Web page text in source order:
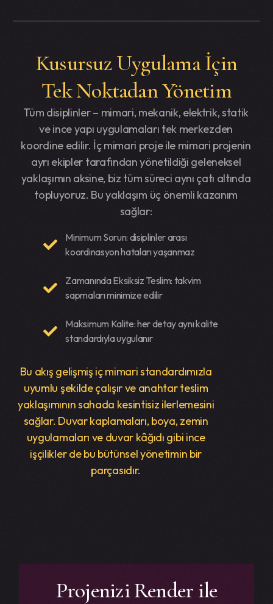
Kusursuz Uygulama İçin
Tek Noktadan Yönetim
Tüm disiplinler – mimari, mekanik, elektrik, statik
ve ince yapı uygulamaları tek merkezden
koordine edilir. İç mimari proje ile mimari projenin
ayrı ekipler tarafından yönetildiği geleneksel
yaklaşımın aksine, biz tüm süreci aynı çatı altında
topluyoruz. Bu yaklaşım üç önemli kazanım
sağlar:
Minimum Sorun: disiplinler arası
koordinasyon hataları yaşanmaz
Zamanında Eksiksiz Teslim: takvim
sapmaları minimize edilir
Maksimum Kalite: her detay aynı kalite
standardıyla uygulanır
Bu akış gelişmiş iç mimari standardımızla
uyumlu şekilde çalışır ve anahtar teslim
yaklaşımının sahada kesintisiz ilerlemesini
sağlar. Duvar kaplamaları, boya, zemin
uygulamaları ve duvar kâğıdı gibi ince
işçilikler de bu bütünsel yönetimin bir
parçasıdır.
Projenizi Render ile